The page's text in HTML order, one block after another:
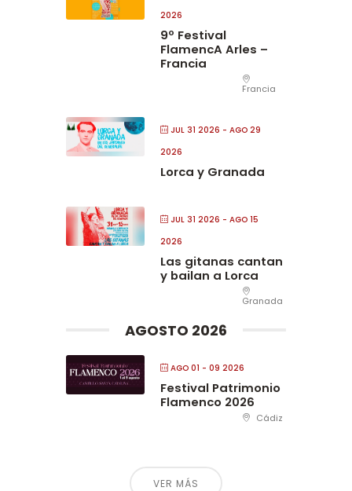
2026
9º Festival
FlamencA Arles –
Francia
Francia
JUL 31 2026 - AGO 29
2026
Lorca y Granada
JUL 31 2026 - AGO 15
2026
Las gitanas cantan
y bailan a Lorca
Granada
AGOSTO 2026
AGO 01 - 09 2026
Festival Patrimonio
Flamenco 2026
Cádiz
VER MÁS